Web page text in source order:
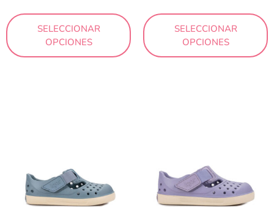
Color
Amarillo
Gris
Lila
SELECCIONAR
OPCIONES
SELECCIONAR
OPCIONES